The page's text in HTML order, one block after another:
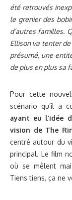
été retrouvés
le grenier des
d’autres familles.
Ellison va tenter
présumé, une
de plus en plus sa
Pour cette
scénario qu’il a
ayant eu l’idée
vision de The
centré autour du
principal. Le film
où se mêlent
Tiens tiens, ça ne